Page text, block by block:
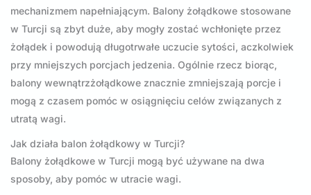
mechanizmem napełniającym. Balony żołądkowe stosowane
w Turcji są zbyt duże, aby mogły zostać wchłonięte przez
żołądek i powodują długotrwałe uczucie sytości, aczkolwiek
przy mniejszych porcjach jedzenia. Ogólnie rzecz biorąc,
balony wewnątrzżołądkowe znacznie zmniejszają porcje i
mogą z czasem pomóc w osiągnięciu celów związanych z
utratą wagi.
Jak działa balon żołądkowy w Turcji?
Balony żołądkowe w Turcji mogą być używane na dwa
sposoby, aby pomóc w utracie wagi.